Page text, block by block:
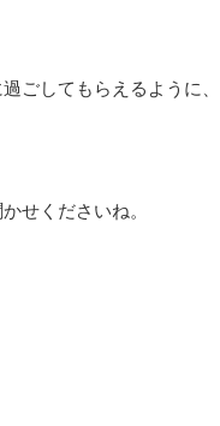
ごしてもらえるように、
せくださいね。